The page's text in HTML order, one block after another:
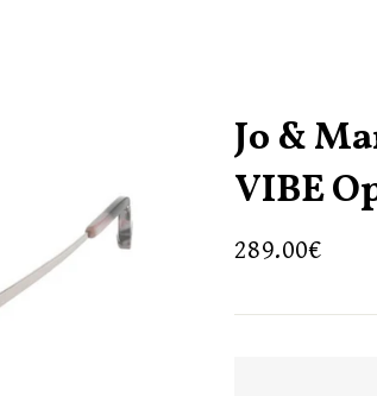
Jo &
VIBE
Prix
289.00€